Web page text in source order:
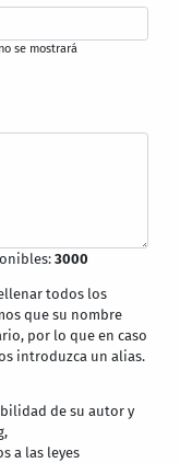
se mostrará
3000
todos los
que su nombre
por lo que en caso
introduzca un alias.
de su autor y
a las leyes